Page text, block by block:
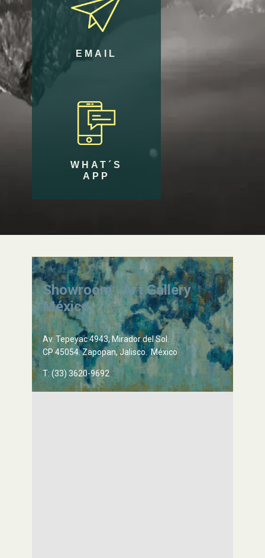
EMAIL
WHAT´S
APP
Showroom | Art Gallery
México
Av. Tepeyac 4943, Mirador del Sol.
CP 45054. Zapopan, Jalisco. México
T: (33) 3620-9692